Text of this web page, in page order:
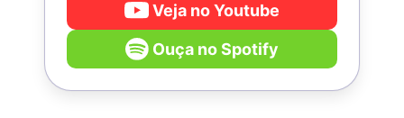
Veja no Youtube
Ouça no Spotify